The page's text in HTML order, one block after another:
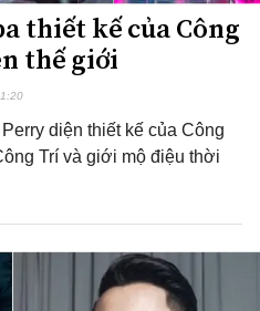
thiết kế của Công
thế giới
diện thiết kế của Công
Trí và giới mộ điệu thời